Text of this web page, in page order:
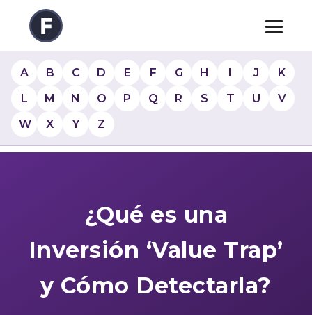
A B C D E F G H I J
K
L
M N O P Q R S T U
V
W
X Y Z
¿Qué es una
Inversión ‘Value Trap’
y Cómo Detectarla?